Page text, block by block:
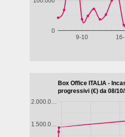
REGIA
Marco
Manetti,
Antonio
3.18
Feltrinelli DVD